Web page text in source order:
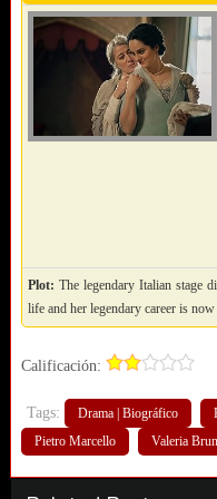
Plot: The legendary Italian stage
life and her legendary career is
Calificación:
Tags: Drama | Biográfico
Pietro Marcello
Valeria